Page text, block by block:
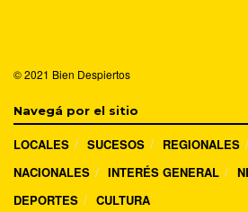
© 2021 Bien Despiertos
Navegá por el sitio
LOCALES SUCESOS REGIONALES
NACIONALES
INTERÉS GENERAL
DEPORTES
CULTURA